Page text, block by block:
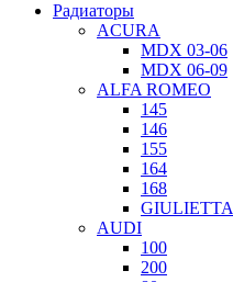
Радиаторы
ACURA
MDX 03-06
MDX 06-09
ALFA ROMEO
145
146
155
164
168
GIULIETTA
AUDI
100
200